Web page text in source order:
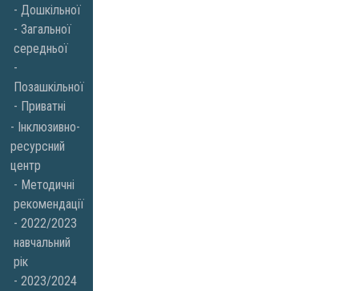
Дошкільної
Загальної
середньої
Позашкільної
Приватні
Інклюзивно-
ресурсний
центр
Методичні
рекомендації
2022/2023
навчальний
рік
2023/2024